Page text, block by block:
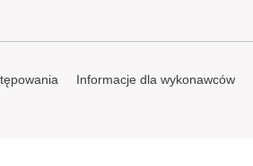
Informacje dla wykonawców